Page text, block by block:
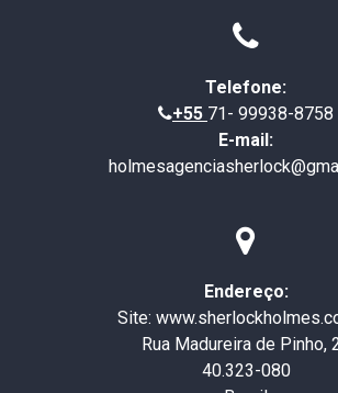

Telefone:
+55 71- 99938-8758
E-mail:

Endereço:
Site:
Rua Madureira de Pinho,
40.323-080